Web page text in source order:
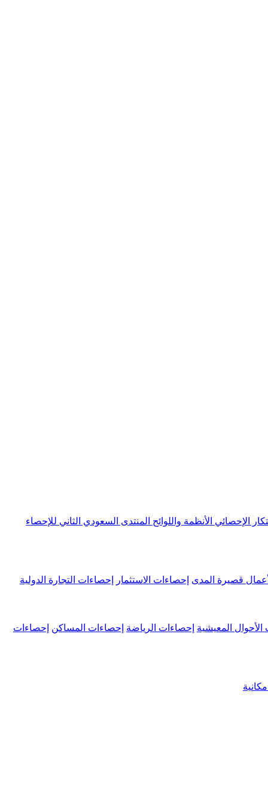
الإحصائي الأنظمة واللوائح المنتدى السعودي الثاني للإحصاء
قصيرة المدى إحصاءات الاستثمار إحصاءات التجارة الدولية
الأحوال المعيشية إحصاءات الرياضة إحصاءات المساكن إحصاءات